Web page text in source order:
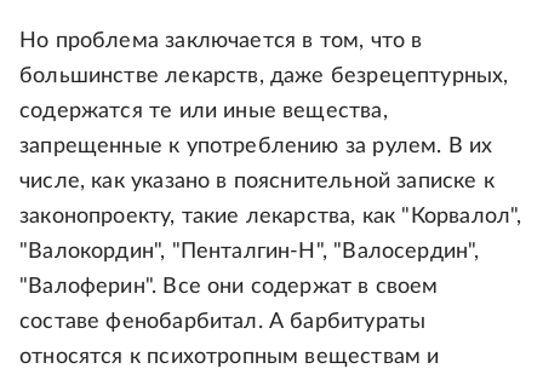
Но проблема заключается в том, что в
большинстве лекарств, даже безрецептурных,
содержатся те или иные вещества,
запрещенные к употреблению за рулем. В их
числе, как указано в пояснительной записке к
законопроекту, такие лекарства, как "Корвалол",
"Валокордин", "Пенталгин-Н", "Валосердин",
"Валоферин". Все они содержат в своем
составе фенобарбитал. А барбитураты
относятся к психотропным веществам и